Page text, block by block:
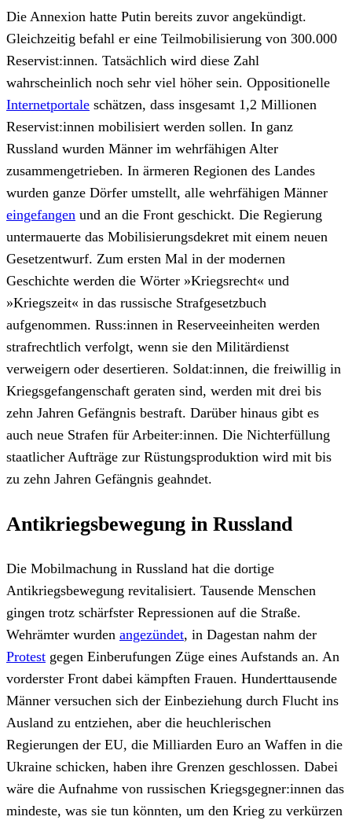
Die Annexion hatte Putin bereits zuvor angekündigt.
Gleichzeitig befahl er eine Teilmobilisierung von 300.000
Reservist:innen. Tatsächlich wird diese Zahl
wahrscheinlich noch sehr viel höher sein. Oppositionelle
Internetportale schätzen, dass insgesamt 1,2 Millionen
Reservist:innen mobilisiert werden sollen. In ganz
Russland wurden Männer im wehrfähigen Alter
zusammengetrieben. In ärmeren Regionen des Landes
wurden ganze Dörfer umstellt, alle wehrfähigen Männer
eingefangen und an die Front geschickt. Die Regierung
untermauerte das Mobilisierungsdekret mit einem neuen
Gesetzentwurf. Zum ersten Mal in der modernen
Geschichte werden die Wörter »Kriegsrecht« und
»Kriegszeit« in das russische Strafgesetzbuch
aufgenommen. Russ:innen in Reserveeinheiten werden
strafrechtlich verfolgt, wenn sie den Militärdienst
verweigern oder desertieren. Soldat:innen, die freiwillig in
Kriegsgefangenschaft geraten sind, werden mit drei bis
zehn Jahren Gefängnis bestraft. Darüber hinaus gibt es
auch neue Strafen für Arbeiter:innen. Die Nichterfüllung
staatlicher Aufträge zur Rüstungsproduktion wird mit bis
zu zehn Jahren Gefängnis geahndet.
Antikriegsbewegung in Russland
Die Mobilmachung in Russland hat die dortige
Antikriegsbewegung revitalisiert. Tausende Menschen
gingen trotz schärfster Repressionen auf die Straße.
Wehrämter wurden angezündet, in Dagestan nahm der
Protest gegen Einberufungen Züge eines Aufstands an. An
vorderster Front dabei kämpften Frauen. Hunderttausende
Männer versuchen sich der Einbeziehung durch Flucht ins
Ausland zu entziehen, aber die heuchlerischen
Regierungen der EU, die Milliarden Euro an Waffen in die
Ukraine schicken, haben ihre Grenzen geschlossen. Dabei
wäre die Aufnahme von russischen Kriegsgegner:innen das
mindeste, was sie tun könnten, um den Krieg zu verkürzen